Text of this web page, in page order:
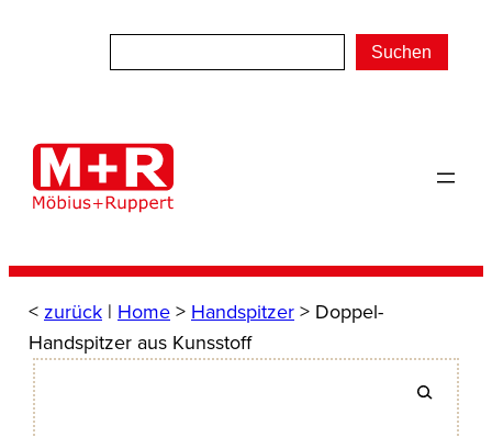
Suchen
< zurück | Home> Handspitzer> Doppel-
Handspitzer aus Kunsstoff